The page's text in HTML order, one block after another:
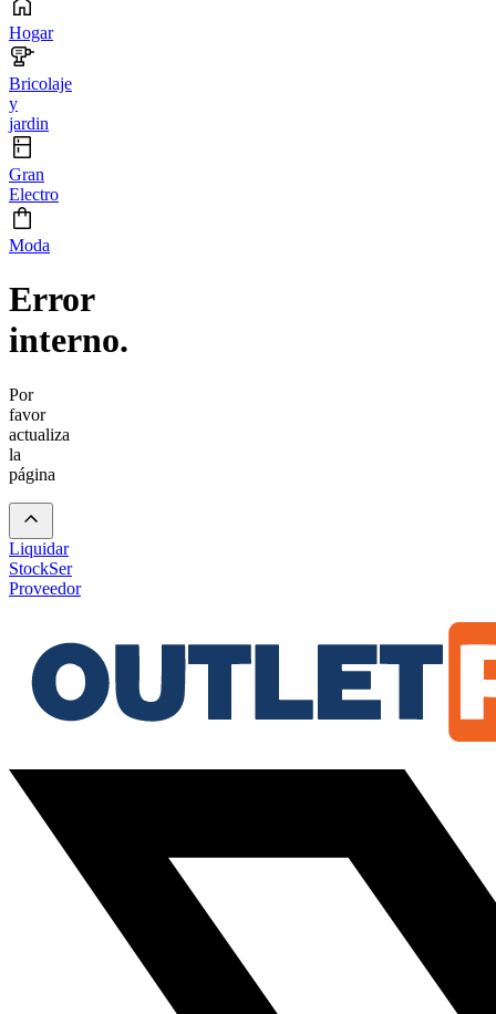
Hogar
Bricolaje
y
jardin
Gran
Electro
Moda
Error
interno.
Por
favor
actualiza
la
página
Liquidar
StockSer
Proveedor